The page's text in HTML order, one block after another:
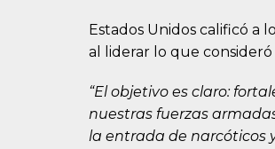
Estados Unidos calificó a
al liderar lo que
“El objetivo es claro:
nuestras fuerzas
la entrada de narcóticos